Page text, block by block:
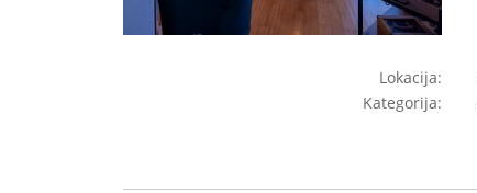
Lokacija:
Kategorija: